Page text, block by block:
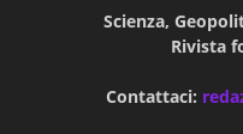
Scienza,
Rivista
Contattaci: